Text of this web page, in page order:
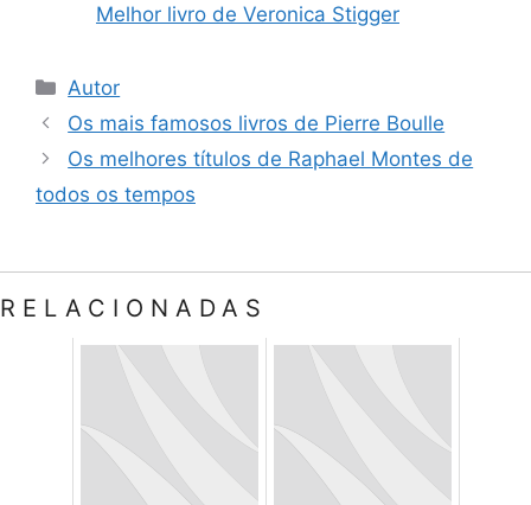
Melhor livro de Veronica Stigger
Categorias
Autor
Os mais famosos livros de Pierre Boulle
Os melhores títulos de Raphael Montes de
todos os tempos
RELACIONADAS